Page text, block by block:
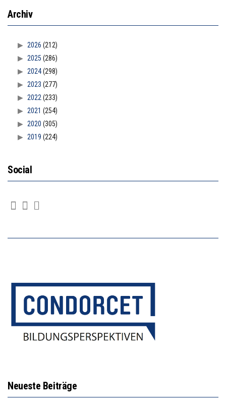
Archiv
2026 (212)
2025 (286)
2024(298)
2023 (277)
2022 (233)
2021 (254)
2020 (305)
2019 (224)
Social
Neueste Beiträge